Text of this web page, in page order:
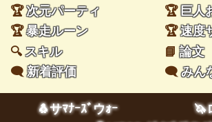
🏆次元パーティ 🏆巨人
🏆暴走ルーン 🏆速度
🔍スキル 📘論文
🗨️新着評価 🗨️みん
🐧サﾏﾅｰｽﾞウｫｰ
🦄